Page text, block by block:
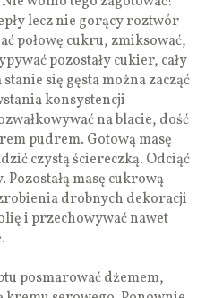
lecz nie gorący roztwór
połowę cukru, zmiksować,
pozostały cukier, cały
się gęsta można zacząć
konsystencji
na blacie, dość
pudrem. Gotową masę
czystą ściereczką. Odciąć
masę cukrową
drobnych dekoracji
i przechowywać nawet
posmarować dżemem,